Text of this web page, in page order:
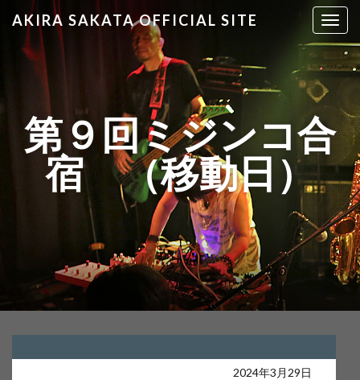
T
o
g
n
a
a
t
i
AKIRA SAKATA OFFICIAL SITE
第９回ミジンコ合
宿 （移動日）
: Undefined array key 0 in
2024年3月29日